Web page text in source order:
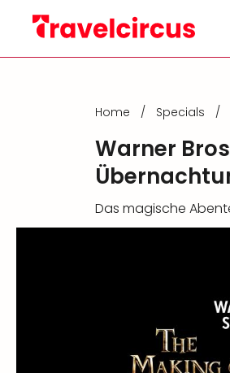
Home / Specials /
Warner
Das magische